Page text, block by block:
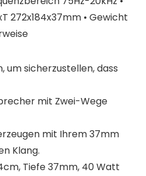
272x184x37mm • Gewicht
um sicherzustellen, dass
mit Zwei-Wege
mit Ihrem 37mm
Klang.
Tiefe 37mm, 40 Watt